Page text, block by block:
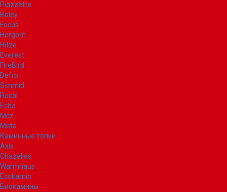
Piazzetta
Boley
Focus
Hergom
Hitze
Everest
FireBird
Defro
Schmid
Rocal
Echa
Mcz
Meta
Каминные топки
Axis
Chazelles
Warmhaus
Ecokamin
Биокамины